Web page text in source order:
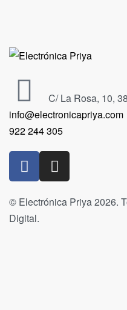
C/ La Rosa, 10,
info@electronicapriya.com
922 244 305
© Electrónica Priya 2026.
Digital.